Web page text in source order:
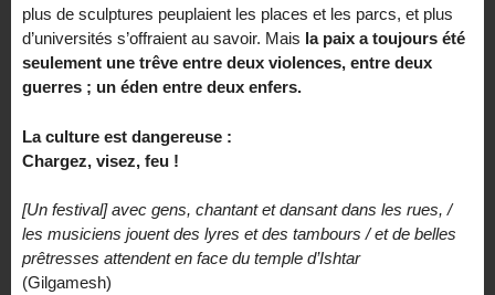
plus de sculptures peuplaient les places et les parcs, et plus
d’universités s’offraient au savoir. Mais la paix a toujours été
seulement une trêve entre deux violences, entre deux
guerres ; un éden entre deux enfers.
La culture est dangereuse :
Chargez, visez, feu !
[Un festival] avec gens, chantant et dansant dans les rues, /
les musiciens jouent des lyres et des tambours / et de belles
prêtresses attendent en face du temple d’Ishtar
(Gilgamesh)